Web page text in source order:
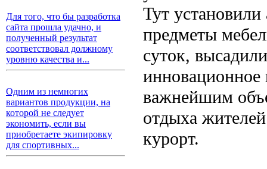
Для того, что бы разработка
сайта прошла удачно, и
полученный результат
соответствовал должному
уровню качества и...
Одним из немногих
вариантов продукции, на
которой не следует
экономить, если вы
приобретаете экипировку
для спортивных...
Тут
предметы
суток,
инновационное
важнейшим
отдыха
курорт.